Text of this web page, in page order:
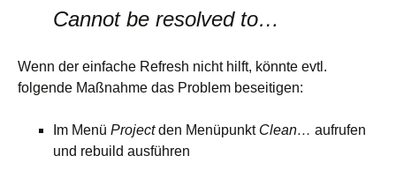
Cannot be resolved to…
Wenn der einfache Refresh nicht hilft, könnte evtl.
folgende Maßnahme das Problem beseitigen:
Im Menü Projectden Menüpunkt Clean… aufrufen
und rebuild ausführen